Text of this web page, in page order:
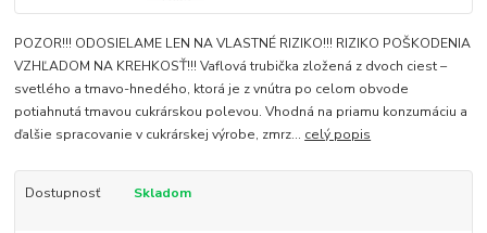
POZOR!!! ODOSIELAME LEN NA VLASTNÉ RIZIKO!!! RIZIKO POŠKODENIA
VZHĽADOM NA KREHKOSŤ!!! Vaflová trubička zložená z dvoch ciest –
svetlého a tmavo-hnedého, ktorá je z vnútra po celom obvode
potiahnutá tmavou cukrárskou polevou. Vhodná na priamu konzumáciu a
ďalšie spracovanie v cukrárskej výrobe, zmrz... celý popis
Dostupnosť Skladom